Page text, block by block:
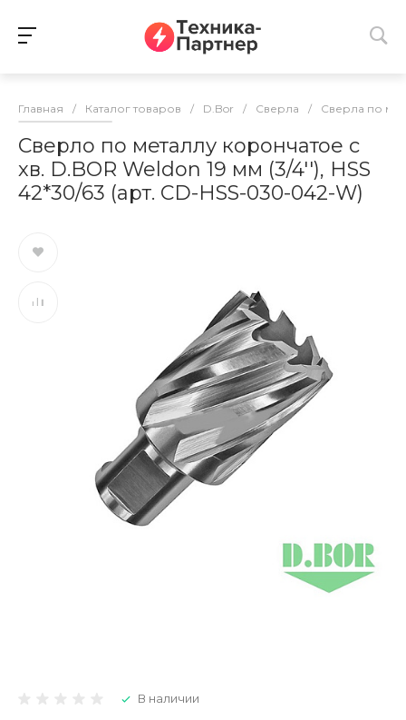
Главная / Каталог товаров / D.Bor / Сверла / Сверла по
Сверло по металлу корончатое с
хв. D.BOR Weldon 19 мм (3/4''), HSS
42*30/63 (арт. CD-HSS-030-042-W)
В наличии